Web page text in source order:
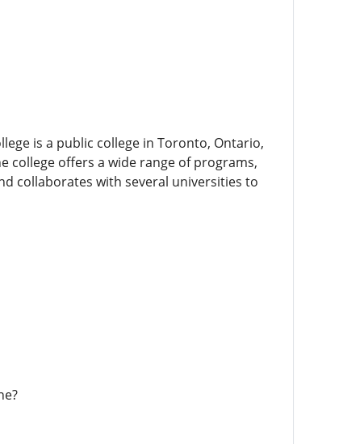
is a public college in Toronto, Ontario,
college offers a wide range of programs,
collaborates with several universities to